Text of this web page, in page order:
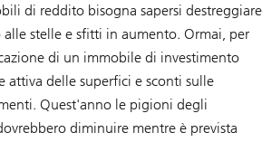
di reddito bisogna sapersi destreggiare
stelle e sfitti in aumento. Ormai, per
di un immobile di investimento
attiva delle superfici e sconti sulle
Quest'anno le pigioni degli
diminuire mentre è prevista